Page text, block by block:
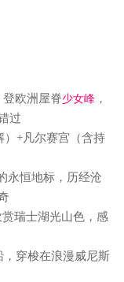
登欧洲屋脊少女峰，
过
+凡尔赛宫（含持
永恒地标，历经沧
瑞士湖光山色，感
穿梭在浪漫威尼斯